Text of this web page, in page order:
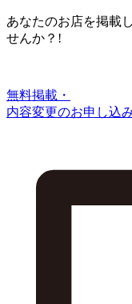
あなたのお店を掲載
せんか？!
無料掲載・
内容変更のお申し込